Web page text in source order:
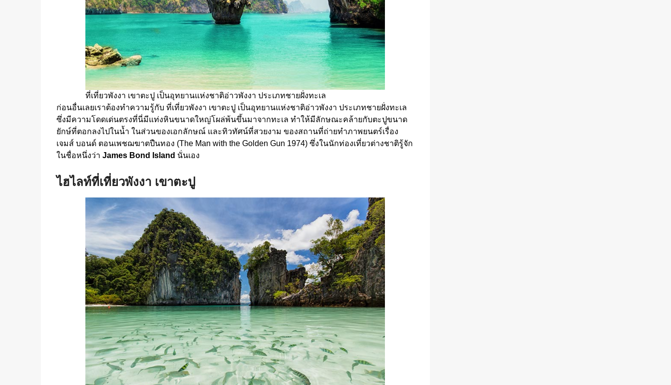
ที่เที่ยวพังงา เขาตะปู เป็นอุทยานแห่งชาติอ่าวพังงา ประเภทชายฝั่งทะเล
ก่อนอื่นเลยเราต้องทำความรู้กับ ที่เที่ยวพังงา เขาตะปู เป็นอุทยานแห่งชาติอ่าวพังงา ประเภทชายฝั่งทะเล
ซึ่งมีความโดดเด่นตรงที่นี่มีแท่งหินขนาดใหญ่โผล่พ้นขึ้นมาจากทะเล ทำให้มีลักษณะคล้ายกับตะปูขนาด
ยักษ์ที่ตอกลงไปในน้ำ ในส่วนของเอกลักษณ์ และทิวทัศน์ที่สวยงาม ของสถานที่ถ่ายทำภาพยนตร์เรื่อง
เจมส์ บอนด์ ตอนเพชฌฆาตปืนทอง (The Man with the Golden Gun 1974) ซึ่งในนักท่องเที่ยวต่างชาติรู้จัก
ในชื่อหนึ่งว่าJames Bond Island นั่นเอง
ไฮไลท์ที่เที่ยวพังงา เขาตะปู